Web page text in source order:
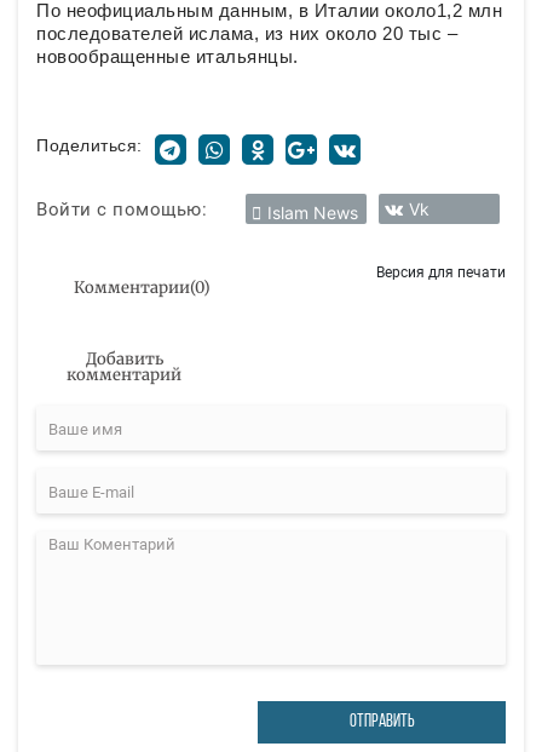
По неофициальным данным, в Италии около1,2 млн
последователей ислама, из них около 20 тыс –
новообращенные итальянцы.
Поделиться:
Войти с помощью: Islam News Vk
Комментарии(0)
Версия для печати
Добавить
комментарий
ОТПРАВИТЬ